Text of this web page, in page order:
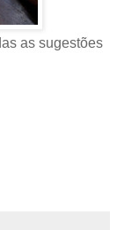
as sugestões